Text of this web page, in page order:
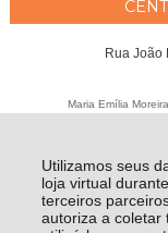
Utilizamos seus
loja virtual
terceiros
autoriza a coletar
Rua João
Maria Emília